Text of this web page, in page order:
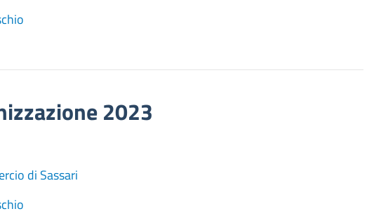
2023
di Sassari